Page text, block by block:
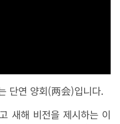
단연 양회(两会)입니다.
새해 비전을 제시하는 이